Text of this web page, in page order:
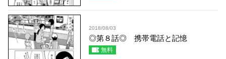
2018/08/03
◎第８話◎ 携帯電話と記憶
無料